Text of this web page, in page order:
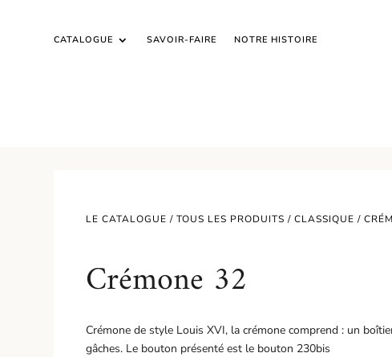
CATALOGUE SAVOIR-FAIRE NOTRE HISTOIRE
LE CATALOGUE /TOUS LES PRODUITS /CLASSIQUE /
Crémone 32
Crémone de style Louis XVI, la crémone comprend : un
gâches. Le bouton présenté est le bouton 230bis